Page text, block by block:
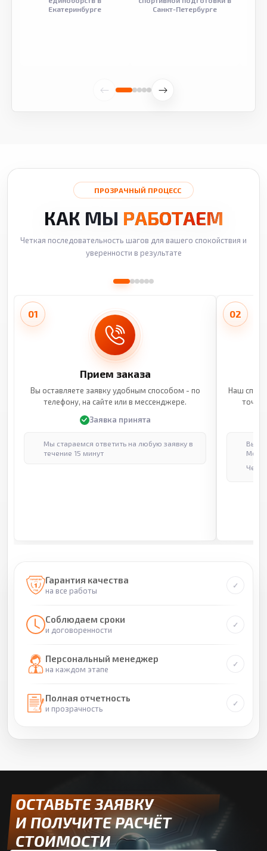
Екатеринбурге
Санкт-Петербурге
ПРОЗРАЧНЫЙ ПРОЦЕСС
КАК МЫ РАБОТАЕМ
Четкая последовательность шагов для вашего спокойствия и
уверенности в результате
01
Прием заказа
Вы оставляете заявку удобным способом - по
телефону, на сайте или в мессенджере.
Заявка принята
Мы стараемся ответить на любую заявку в
течение 15 минут
02
Наш
Гарантия качества
на все работы
Соблюдаем сроки
и договоренности
Персональный менеджер
на каждом этапе
Полная отчетность
и прозрачность
ОСТАВЬТЕ ЗАЯВКУ
И ПОЛУЧИТЕ РАСЧЁТ
СТОИМОСТИ